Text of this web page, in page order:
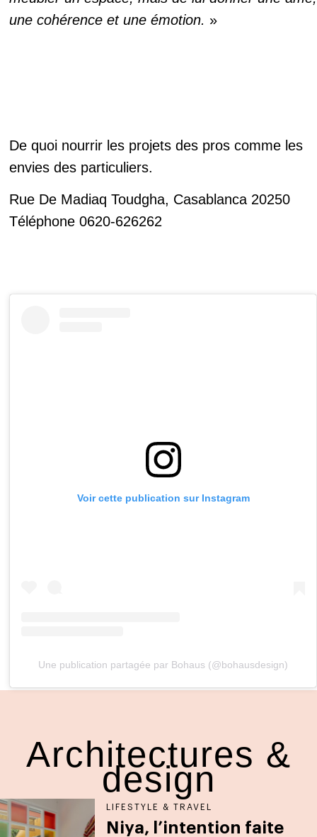
une cohérence et une émotion. »
De quoi nourrir les projets des pros comme les
envies des particuliers.
Rue De Madiaq Toudgha, Casablanca 20250
Téléphone 0620-626262
Voir cette publication sur Instagram
Une publication partagée par Bohaus (@bohausdesign)
Architectures &
design
LIFESTYLE & TRAVEL
Niya, l’intention faite